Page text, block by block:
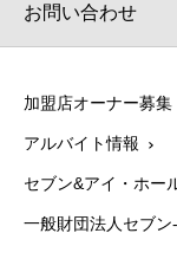
お問い合わせ
加盟店オーナー募集
アルバイト情報
セブン&アイ・ホー
一般財団法人セブ